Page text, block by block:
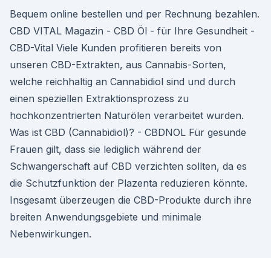
Bequem online bestellen und per Rechnung bezahlen.
CBD VITAL Magazin - CBD Öl - für Ihre Gesundheit -
CBD-Vital Viele Kunden profitieren bereits von
unseren CBD-Extrakten, aus Cannabis-Sorten,
welche reichhaltig an Cannabidiol sind und durch
einen speziellen Extraktionsprozess zu
hochkonzentrierten Naturölen verarbeitet wurden.
Was ist CBD (Cannabidiol)? - CBDNOL Für gesunde
Frauen gilt, dass sie lediglich während der
Schwangerschaft auf CBD verzichten sollten, da es
die Schutzfunktion der Plazenta reduzieren könnte.
Insgesamt überzeugen die CBD-Produkte durch ihre
breiten Anwendungsgebiete und minimale
Nebenwirkungen.